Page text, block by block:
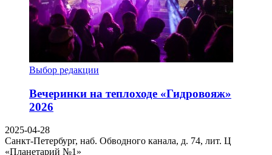
Выбор редакции
Вечеринки на теплоходе «Гидровояж»
2026
2025-04-28
Санкт-Петербург, наб. Обводного канала, д. 74, лит. Ц
«Планетарий №1»